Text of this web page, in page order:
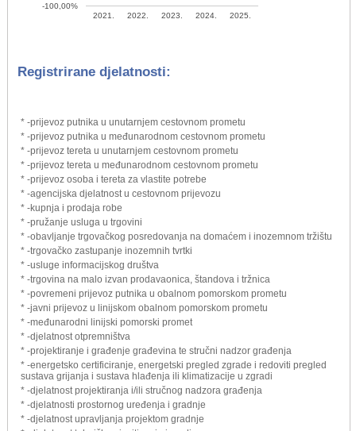
2021. 2022. 2023. 2024. 2025.
-100,00%
Registrirane djelatnosti:
* -prijevoz putnika u unutarnjem cestovnom prometu
* -prijevoz putnika u međunarodnom cestovnom prometu
* -prijevoz tereta u unutarnjem cestovnom prometu
* -prijevoz tereta u međunarodnom cestovnom prometu
* -prijevoz osoba i tereta za vlastite potrebe
* -agencijska djelatnost u cestovnom prijevozu
* -kupnja i prodaja robe
* -pružanje usluga u trgovini
* -obavljanje trgovačkog posredovanja na domaćem i inozemnom tržištu
* -trgovačko zastupanje inozemnih tvrtki
* -usluge informacijskog društva
* -trgovina na malo izvan prodavaonica, štandova i tržnica
* -povremeni prijevoz putnika u obalnom pomorskom prometu
* -javni prijevoz u linijskom obalnom pomorskom prometu
* -međunarodni linijski pomorski promet
* -djelatnost otpremništva
* -projektiranje i građenje građevina te stručni nadzor građenja
* -energetsko certificiranje, energetski pregled zgrade i redoviti pregled
sustava grijanja i sustava hlađenja ili klimatizacije u zgradi
* -djelatnost projektiranja i/ili stručnog nadzora građenja
* -djelatnosti prostornog uređenja i gradnje
* -djelatnost upravljanja projektom gradnje